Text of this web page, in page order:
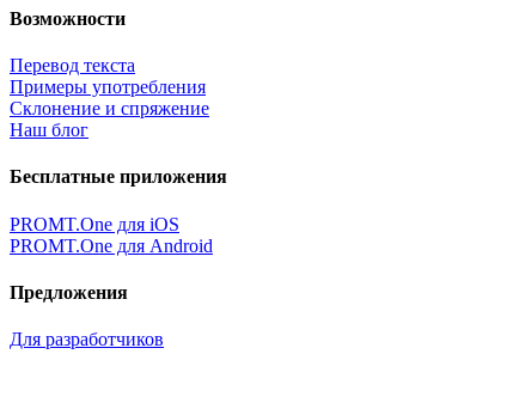
Возможности
Перевод текста
Примеры употребления
Склонение и спряжение
Наш блог
Бесплатные приложения
PROMT.One для iOS
PROMT.One для Android
Предложения
Для разработчиков